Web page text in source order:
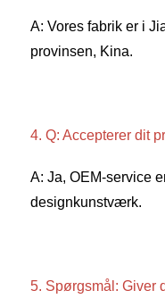
A: Vores fabrik er i
provinsen, Kina.
4. Q: Accepterer dit
A: Ja, OEM-service
designkunstværk.
5. Spørgsmål: Giver